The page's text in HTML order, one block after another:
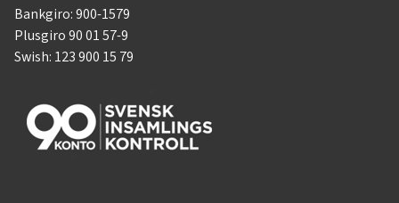
Bankgiro: 900-1579
Plusgiro 90 01 57-9
Swish: 123 900 15 79